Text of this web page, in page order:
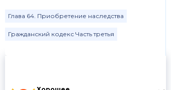
Глава 64. Приобретение наследства
Гражданский кодекс Часть третья